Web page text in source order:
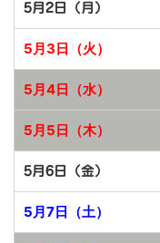
5月2日（月）
5月3日（火）
5月4日（水）
5月5日（木）
5月6日（金）
5月7日（土）